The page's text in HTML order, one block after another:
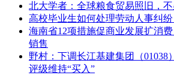
北大学者：全球粮食贸易照旧，
高校毕业生如何处理劳动人事纠纷
海南省12项措施促商业发展扩消
销售
野村：下调长江基建集团（01038
评级维持“买入”